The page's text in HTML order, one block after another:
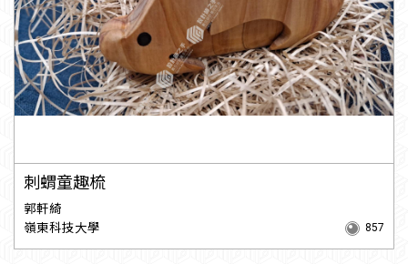
刺蝟童趣梳
郭軒綺
嶺東科技大學
857